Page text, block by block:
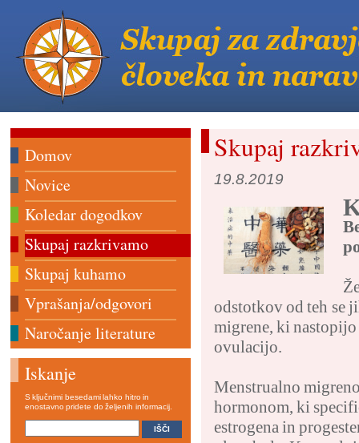
Skupaj
19.8.2019
odstotkov od teh se
migrene, ki
ovulacijo.
Menstrualno
hormonom, ki
estrogena in
Domov
Novice
Koledar dogodkov
Skupaj razkrivamo
Skupaj kuhamo
Vprašanja/odgovori
Naročanje literature
Iskanje
S ključnimi besedami lahko hitro in
enostavno pridete do željenih informacij.